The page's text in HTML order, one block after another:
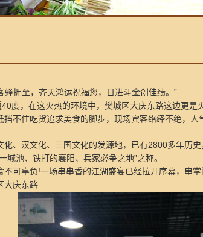
拥至，齐天鸿运祝福您，日进斗金创佳绩。”
，在这火热的环境中，樊城区大庆东路这边更是
挡不住吃货追求美食的脚步，现场宾客络绎不绝，人
、汉文化、三国文化的发源地，已有2800多年历
城池、铁打的襄阳、兵家必争之地”之称。
辜负!一场串串香的江湖盛宴已经拉开序幕，串掌
庆东路